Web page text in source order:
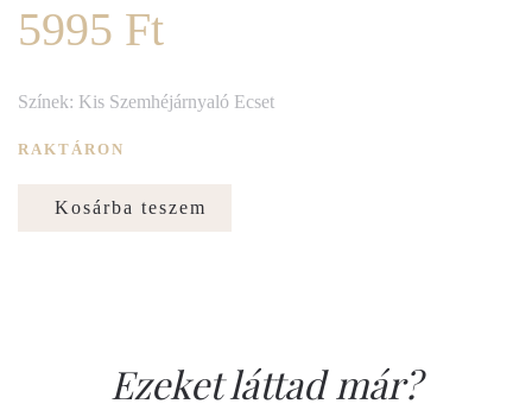
5995 Ft
Színek: Kis Szemhéjárnyaló Ecset
RAKTÁRON
Kosárba teszem
Ezeket láttad már?